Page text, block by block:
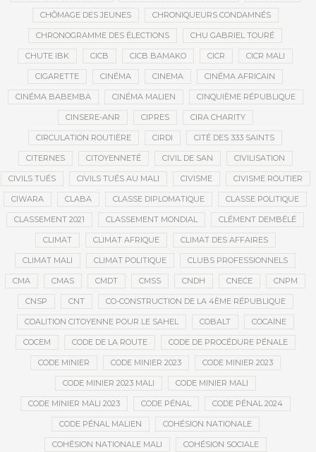
CHÔMAGE DES JEUNES CHRONIQUEURS CONDAMNÉS
CHRONOGRAMME DES ÉLECTIONS CHU GABRIEL TOURÉ
CHUTE IBK CICB CICB BAMAKO CICR CICR MALI
CIGARETTE CINÉMA CINEMA CINÉMA AFRICAIN
CINÉMA BABEMBA CINÉMA MALIEN CINQUIÈME RÉPUBLIQUE
CINSERE-ANR CIPRES CIRA CHARITY
CIRCULATION ROUTIÈRE CIRDI CITÉ DES 333 SAINTS
CITERNES CITOYENNETÉ CIVIL DE SAN CIVILISATION
CIVILS TUÉS CIVILS TUÉS AU MALI CIVISME CIVISME ROUTIER
CIWARA CLABA CLASSE DIPLOMATIQUE CLASSE POLITIQUE
CLASSEMENT 2021 CLASSEMENT MONDIAL CLÉMENT DEMBÉLÉ
CLIMAT CLIMAT AFRIQUE CLIMAT DES AFFAIRES
CLIMAT MALI CLIMAT POLITIQUE CLUBS PROFESSIONNELS
CMA CMAS CMDT CMSS CNDH CNECE CNPM
CNSP CNT CO-CONSTRUCTION DE LA 4ÈME RÉPUBLIQUE
COALITION CITOYENNE POUR LE SAHEL COBALT COCAÏNE
COCEM CODE DE LA ROUTE CODE DE PROCÉDURE PÉNALE
CODE MINIER CODE MINIER 2023 CODE MINIER 2023
CODE MINIER 2023 MALI CODE MINIER MALI
CODE MINIER MALI 2023 CODE PÉNAL CODE PÉNAL 2024
CODE PÉNAL MALIEN COHÉSION NATIONALE
COHÉSION NATIONALE MALI COHÉSION SOCIALE